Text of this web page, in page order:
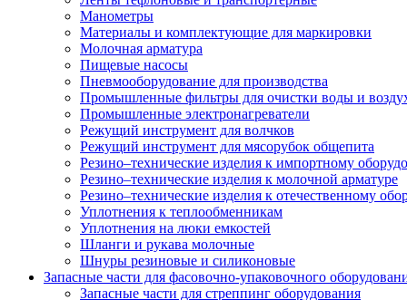
Манометры
Материалы и комплектующие для маркировки
Молочная арматура
Пищевые насосы
Пневмооборудование для производства
Промышленные фильтры для очистки воды и
Промышленные электронагреватели
Режущий инструмент для волчков
Режущий инструмент для мясорубок общепита
Резино–технические изделия к импортному
Резино–технические изделия к молочной арматуре
Резино–технические изделия к отечественному
Уплотнения к теплообменникам
Уплотнения на люки емкостей
Шланги и рукава молочные
Шнуры резиновые и силиконовые
Запасные части для фасовочно-упаковочного
Запасные части для стреппинг оборудования